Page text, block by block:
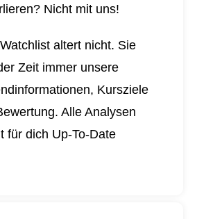
Nicht mit uns!
altert nicht. Sie
Zeit immer unsere
Kursziele
Alle Analysen
für dich Up-To-Date